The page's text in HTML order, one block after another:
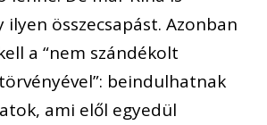
ilyen összecsapást. Azonban
a “nem szándékolt
törvényével”: beindulhatnak
ami elől egyedül